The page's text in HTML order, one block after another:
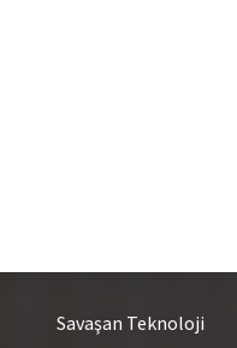
Savaşan Teknoloji